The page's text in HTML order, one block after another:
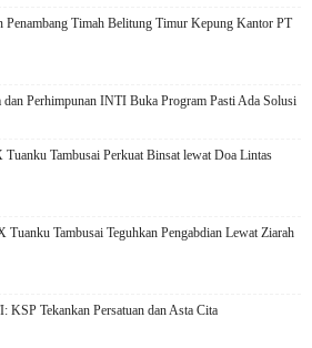
Penambang Timah Belitung Timur Kepung Kantor PT
Perhimpunan INTI Buka Program Pasti Ada Solusi
Tambusai Perkuat Binsat lewat Doa Lintas
Tambusai Teguhkan Pengabdian Lewat Ziarah
KSP Tekankan Persatuan dan Asta Cita